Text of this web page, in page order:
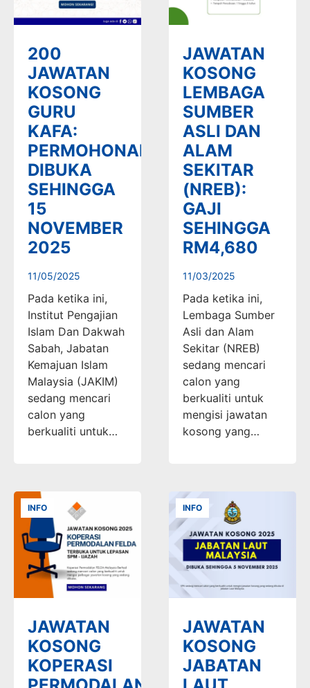
200
JAWATAN
KOSONG
GURU
KAFA:
PERMOHONAN
DIBUKA
SEHINGGA
15
NOVEMBER
2025
11/05/2025
Pada ketika ini,
Institut Pengajian
Islam Dan Dakwah
Sabah, Jabatan
Kemajuan Islam
Malaysia (JAKIM)
sedang mencari
calon yang
berkualiti untuk…
JAWATAN
KOSONG
LEMBAGA
SUMBER
ASLI DAN
ALAM
SEKITAR
(NREB):
GAJI
SEHINGGA
RM4,680
11/03/2025
Pada ketika ini,
Lembaga Sumber
Asli dan Alam
Sekitar (NREB)
sedang mencari
calon yang
berkualiti untuk
mengisi jawatan
kosong yang…
INFO
JAWATAN
KOSONG
KOPERASI
INFO
JAWATAN
KOSONG
JABATAN